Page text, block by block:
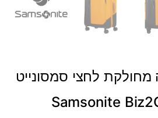
מחולקת לחצי סמסונייט
Samsonite